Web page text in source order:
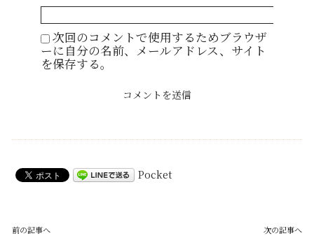
次回のコメントで使用するためブラウザ
ーに自分の名前、メールアドレス、サイト
を保存する。
Pocket
前の記事へ 次の記事へ